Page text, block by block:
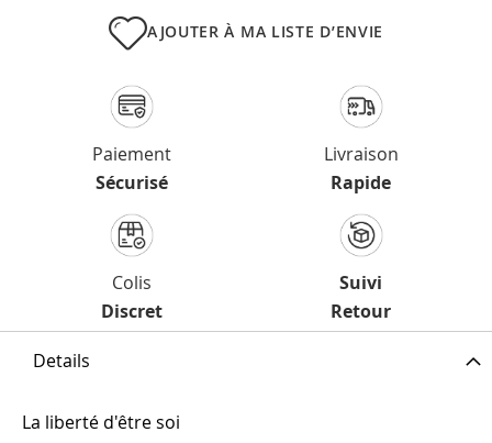
AJOUTER À MA LISTE D’ENVIE
Paiement
Sécurisé
Livraison
Rapide
Colis
Discret
Suivi
Retour
Details
La liberté d'être soi